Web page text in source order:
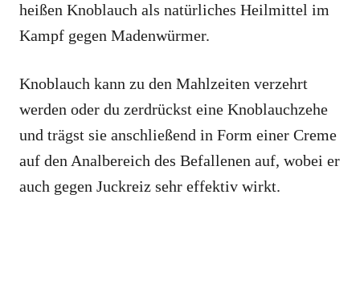
heißen Knoblauch als natürliches Heilmittel im
Kampf gegen Madenwürmer.
Knoblauch kann zu den Mahlzeiten verzehrt
werden oder du zerdrückst eine Knoblauchzehe
und trägst sie anschließend in Form einer Creme
auf den Analbereich des Befallenen auf, wobei er
auch gegen Juckreiz sehr effektiv wirkt.